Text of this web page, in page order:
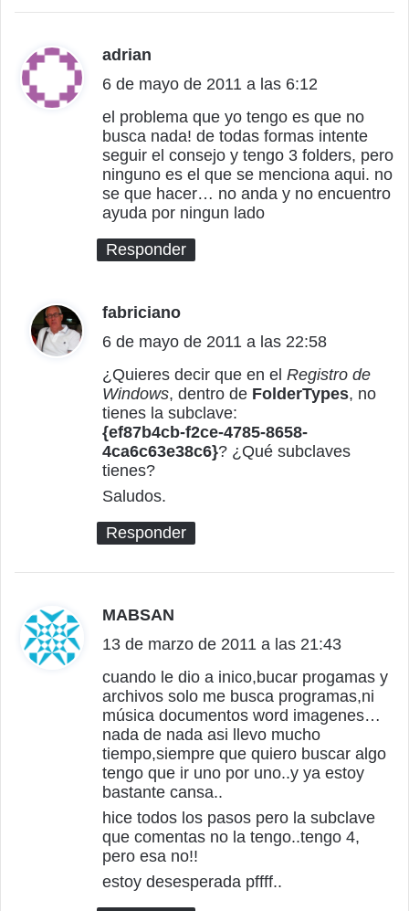
adrian
i
c
e
:
6 de mayo de 2011 a las 6:12
el problema que yo tengo es que no
busca nada! de todas formas intente
seguir el consejo y tengo 3 folders, pero
ninguno es el que se menciona aqui. no
se que hacer… no anda y no encuentro
ayuda por ningun lado
Responder
fabriciano
i
c
e
:
6 de mayo de 2011 a las 22:58
¿Quieres decir que en el Registro de
Windows, dentro de FolderTypes, no
tienes la subclave:
{ef87b4cb-f2ce-4785-8658-
4ca6c63e38c6}? ¿Qué subclaves
tienes?
Saludos.
Responder
MABSAN
i
c
e
:
13 de marzo de 2011 a las 21:43
cuando le dio a inico,bucar progamas y
archivos solo me busca programas,ni
música documentos word imagenes…
nada de nada asi llevo mucho
tiempo,siempre que quiero buscar algo
tengo que ir uno por uno..y ya estoy
bastante cansa..
hice todos los pasos pero la subclave
que comentas no la tengo..tengo 4,
pero esa no!!
estoy desesperada pffff..